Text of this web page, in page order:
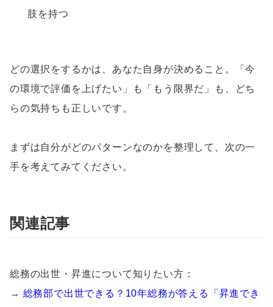
肢を持つ
どの選択をするかは、あなた自身が決めること。「今
の環境で評価を上げたい」も「もう限界だ」も、どち
らの気持ちも正しいです。
まずは自分がどのパターンなのかを整理して、次の一
手を考えてみてください。
関連記事
総務の出世・昇進について知りたい方：
→ 総務部で出世できる？10年総務が答える「昇進でき